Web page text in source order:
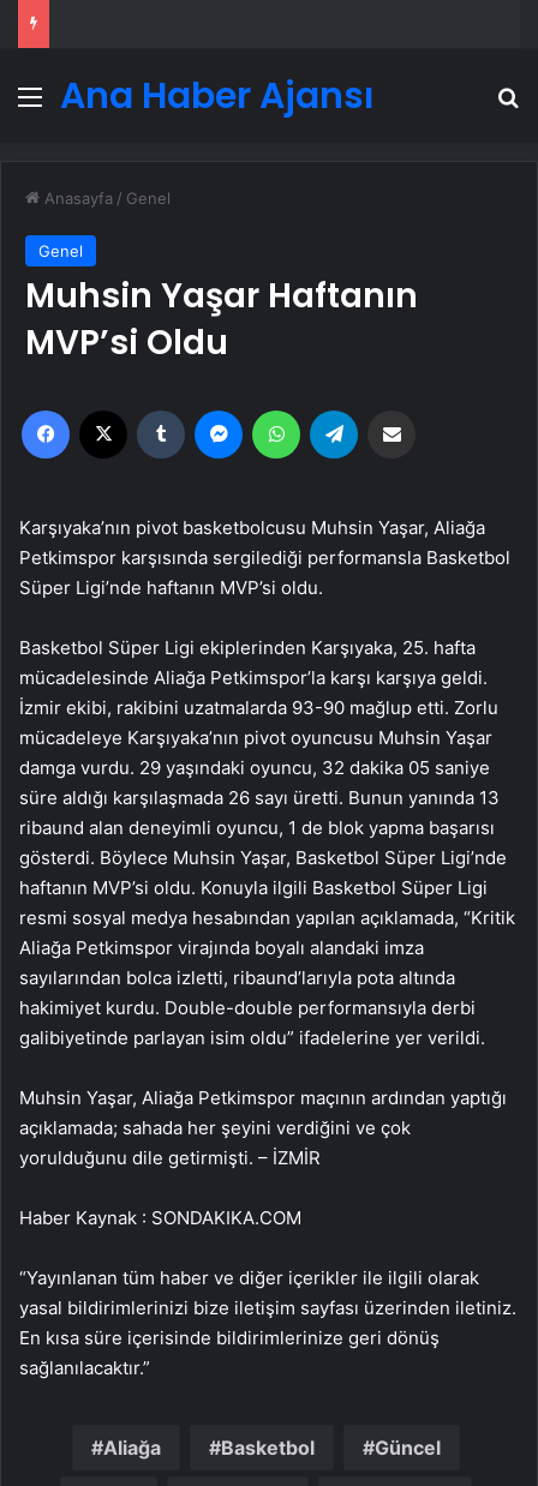
Menü
Ana Haber Ajansı
Anasayfa / Genel
Genel
Muhsin Yaşar Haftanın
MVP’si Oldu
Facebook Tumblr MessengerWhatsApp
Karşıyaka’nın pivot basketbolcusu Muhsin Yaşar, Aliağa
Petkimspor karşısında sergilediği performansla Basketbol
Süper Ligi’nde haftanın MVP’si oldu.
Basketbol Süper Ligi ekiplerinden Karşıyaka, 25. hafta
mücadelesinde Aliağa Petkimspor’la karşı karşıya geldi.
İzmir ekibi, rakibini uzatmalarda 93-90 mağlup etti. Zorlu
mücadeleye Karşıyaka’nın pivot oyuncusu Muhsin Yaşar
damga vurdu. 29 yaşındaki oyuncu, 32 dakika 05 saniye
süre aldığı karşılaşmada 26 sayı üretti. Bunun yanında 13
ribaund alan deneyimli oyuncu, 1 de blok yapma başarısı
gösterdi. Böylece Muhsin Yaşar, Basketbol Süper Ligi’nde
haftanın MVP’si oldu. Konuyla ilgili Basketbol Süper Ligi
resmi sosyal medya hesabından yapılan açıklamada, “Kritik
Aliağa Petkimspor virajında boyalı alandaki imza
sayılarından bolca izletti, ribaund’larıyla pota altında
hakimiyet kurdu. Double-double performansıyla derbi
galibiyetinde parlayan isim oldu” ifadelerine yer verildi.
Muhsin Yaşar, Aliağa Petkimspor maçının ardından yaptığı
açıklamada; sahada her şeyini verdiğini ve çok
yorulduğunu dile getirmişti. – İZMİR
Haber Kaynak : SONDAKIKA.COM
“Yayınlanan tüm haber ve diğer içerikler ile ilgili olarak
yasal bildirimlerinizi bize iletişim sayfası üzerinden iletiniz.
En kısa süre içerisinde bildirimlerinize geri dönüş
sağlanılacaktır.”
Aliağa Basketbol Güncel